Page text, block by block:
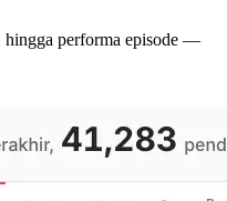
hingga performa episode —